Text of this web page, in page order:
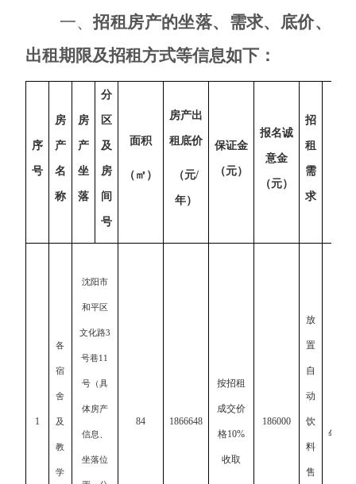
一、招租房产的坐落、需求、底价、
出租期限及招租方式等信息如下：
序
号
房
产
名
称
房
产
坐
落
分
区
及
房
间
号
面积
（㎡）
房产出
租底价
（元/
年）
保证金
（元）
报名诚
意金
（元）
招
租
需
求
1
各
宿
舍
及
教
学
沈阳市
和平区
文化路3
号巷11
号（具
体房产
信息
坐落位
84 1866648
按招租
成交价
格10%
收取
186000
放
置
自
动
饮
料
售
年